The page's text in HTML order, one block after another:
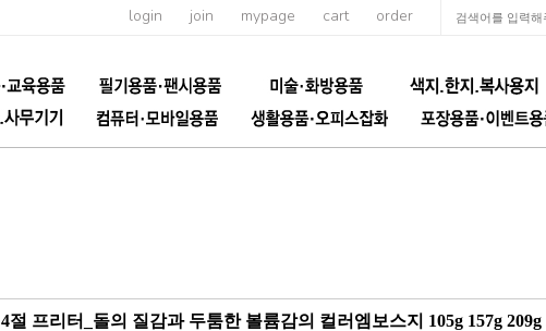
login join mypage cart order
4절 프리터_돌의 질감과 두툼한 볼륨감의 컬러엠보스지 105g 157g 209g